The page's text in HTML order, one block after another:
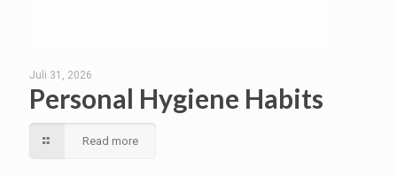
Juli 31, 2026
Personal Hygiene Habits
Read more